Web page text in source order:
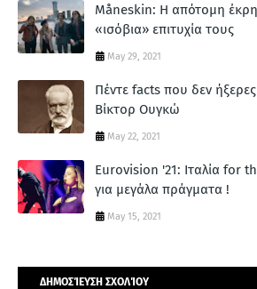
Måneskin: Η απότομη
«ισόβια» επιτυχία τους
May 29, 2021
Πέντε facts που δεν
Βίκτορ Ουγκώ
May 22, 2021
Eurovision '21: Ιταλία for
για μεγάλα πράγματα !
May 15, 2021
ΔΗΜΟΣΊΕΥΣΗ ΣΧΟΛΊΟΥ